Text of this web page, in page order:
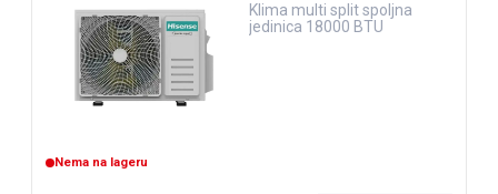
Nema na lageru
Klima multi split spoljna
jedinica 18000 BTU